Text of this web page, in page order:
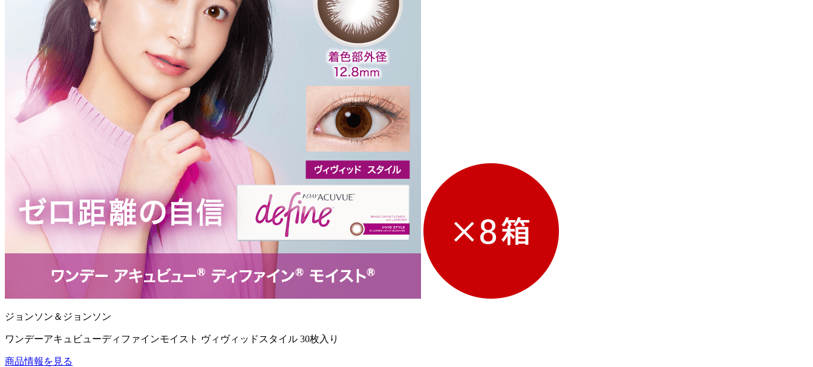
ジョンソン＆ジョンソン
ワンデーアキュビューディファインモイスト ヴィヴィッドスタイル 30枚入り
商品情報を見る